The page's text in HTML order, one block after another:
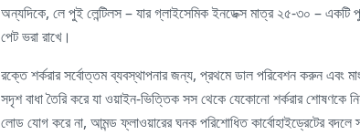
অন্যদিকে, লে পুই লেন্টিলস – যার গ্লাইসেমিক ইনডেক্স মাত্র ২৫-৩০ – একটি
পেট ভরা রাখে।
রক্তে শর্করার সর্বোত্তম ব্যবস্থাপনার জন্য, প্রথমে ডাল পরিবেশন করুন এবং
সদৃশ বাধা তৈরি করে যা ওয়াইন-ভিত্তিক সস থেকে যেকোনো শর্করার
লোড যোগ করে না, আমন্ড ফ্লাওয়ারের ঘনক পরিশোধিত কার্বোহাইড্রেটের বদলে